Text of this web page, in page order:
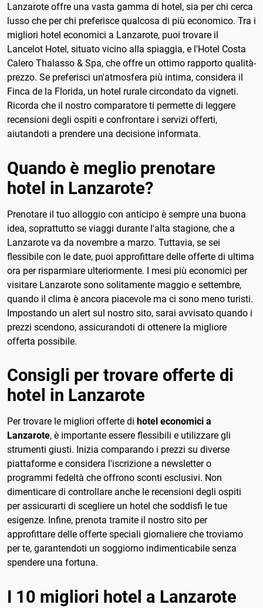
Lanzarote offre una vasta gamma di hotel, sia per chi cerca
lusso che per chi preferisce qualcosa di più economico. Tra i
migliori hotel economici a Lanzarote, puoi trovare il
Lancelot Hotel, situato vicino alla spiaggia, e l'Hotel Costa
Calero Thalasso & Spa, che offre un ottimo rapporto qualità-
prezzo. Se preferisci un'atmosfera più intima, considera il
Finca de la Florida, un hotel rurale circondato da vigneti.
Ricorda che il nostro comparatore ti permette di leggere
recensioni degli ospiti e confrontare i servizi offerti,
aiutandoti a prendere una decisione informata.
Quando è meglio prenotare
hotel in Lanzarote?
Prenotare il tuo alloggio con anticipo è sempre una buona
idea, soprattutto se viaggi durante l'alta stagione, che a
Lanzarote va da novembre a marzo. Tuttavia, se sei
flessibile con le date, puoi approfittare delle offerte di ultima
ora per risparmiare ulteriormente. I mesi più economici per
visitare Lanzarote sono solitamente maggio e settembre,
quando il clima è ancora piacevole ma ci sono meno turisti.
Impostando un alert sul nostro sito, sarai avvisato quando i
prezzi scendono, assicurandoti di ottenere la migliore
offerta possibile.
Consigli per trovare offerte di
hotel in Lanzarote
Per trovare le migliori offerte di hotel economici a
Lanzarote, è importante essere flessibili e utilizzare gli
strumenti giusti. Inizia comparando i prezzi su diverse
piattaforme e considera l'iscrizione a newsletter o
programmi fedeltà che offrono sconti esclusivi. Non
dimenticare di controllare anche le recensioni degli ospiti
per assicurarti di scegliere un hotel che soddisfi le tue
esigenze. Infine, prenota tramite il nostro sito per
approfittare delle offerte speciali giornaliere che troviamo
per te, garantendoti un soggiorno indimenticabile senza
spendere una fortuna.
I 10 migliori hotel a Lanzarote